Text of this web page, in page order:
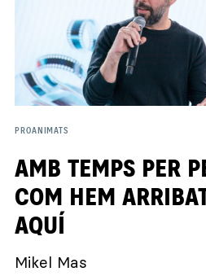
PROANIMATS
AMB TEMPS PER
COM HEM
AQUÍ
Mikel Mas